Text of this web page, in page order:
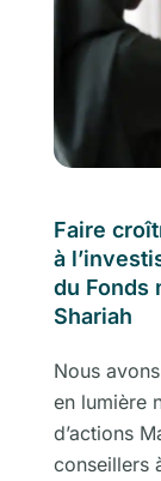
Faire
à
du Fonds
Shariah
Nous
en lumière
d’actions
conseillers